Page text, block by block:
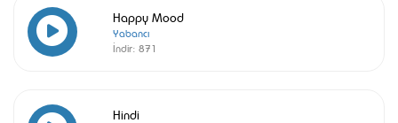
Happy Mood
Yabancı
İndir: 871
Hindi